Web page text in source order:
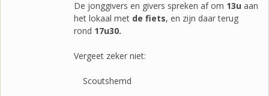
De jonggivers en givers spreken af om 13u aan
het lokaal met de fiets, en zijn daar terug
rond 17u30.
Vergeet zeker niet:
Scoutshemd